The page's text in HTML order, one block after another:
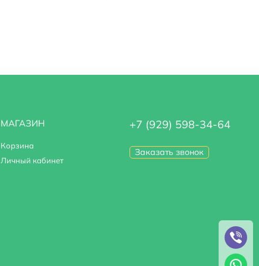
МАГАЗИН
Корзина
Личный кабинет
+7 (929) 598-34-64
Заказать звонок